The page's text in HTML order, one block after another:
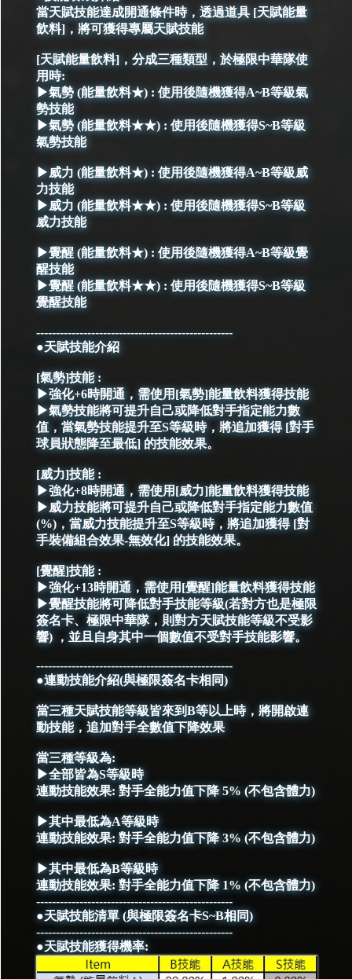
當天賦技能達成開通條件時，透過道具 [天賦能量
飲料]，將可獲得專屬天賦技能
[天賦能量飲料]，分成三種類型，於極限中華隊使
用時:
▶氣勢 (能量飲料★) : 使用後隨機獲得A~B等級氣
勢技能
▶氣勢 (能量飲料★★) : 使用後隨機獲得S~B等級
氣勢技能
▶威力 (能量飲料★) : 使用後隨機獲得A~B等級威
力技能
▶威力 (能量飲料★★) : 使用後隨機獲得S~B等級
威力技能
▶覺醒 (能量飲料★) : 使用後隨機獲得A~B等級覺
醒技能
▶覺醒 (能量飲料★★) : 使用後隨機獲得S~B等級
覺醒技能
--------------------------------------------------
●天賦技能介紹
[氣勢]技能 :
▶強化+6時開通，需使用[氣勢]能量飲料獲得技能
▶氣勢技能將可提升自己或降低對手指定能力數
值，當氣勢技能提升至S等級時，將追加獲得 [對手
球員狀態降至最低] 的技能效果。
[威力]技能 :
▶強化+8時開通，需使用[威力]能量飲料獲得技能
▶威力技能將可提升自己或降低對手指定能力數值
(%)，當威力技能提升至S等級時，將追加獲得 [對
手裝備組合效果-無效化] 的技能效果。
[覺醒]技能 :
▶強化+13時開通，需使用[覺醒]能量飲料獲得技能
▶覺醒技能將可降低對手技能等級(若對方也是極限
簽名卡、極限中華隊，則對方天賦技能等級不受影
響) ，並且自身其中一個數值不受對手技能影響。
--------------------------------------------------
●連動技能介紹(與極限簽名卡相同)
當三種天賦技能等級皆來到B等以上時，將開啟連
動技能，追加對手全數值下降效果
當三種等級為:
▶全部皆為S等級時
連動技能效果: 對手全能力值下降 5% (不包含體力)
▶其中最低為A等級時
連動技能效果: 對手全能力值下降 3% (不包含體力)
▶其中最低為B等級時
連動技能效果: 對手全能力值下降 1% (不包含體力)
--------------------------------------------------
●天賦技能清單 (與極限簽名卡S~B相同)
--------------------------------------------------
●天賦技能獲得機率: